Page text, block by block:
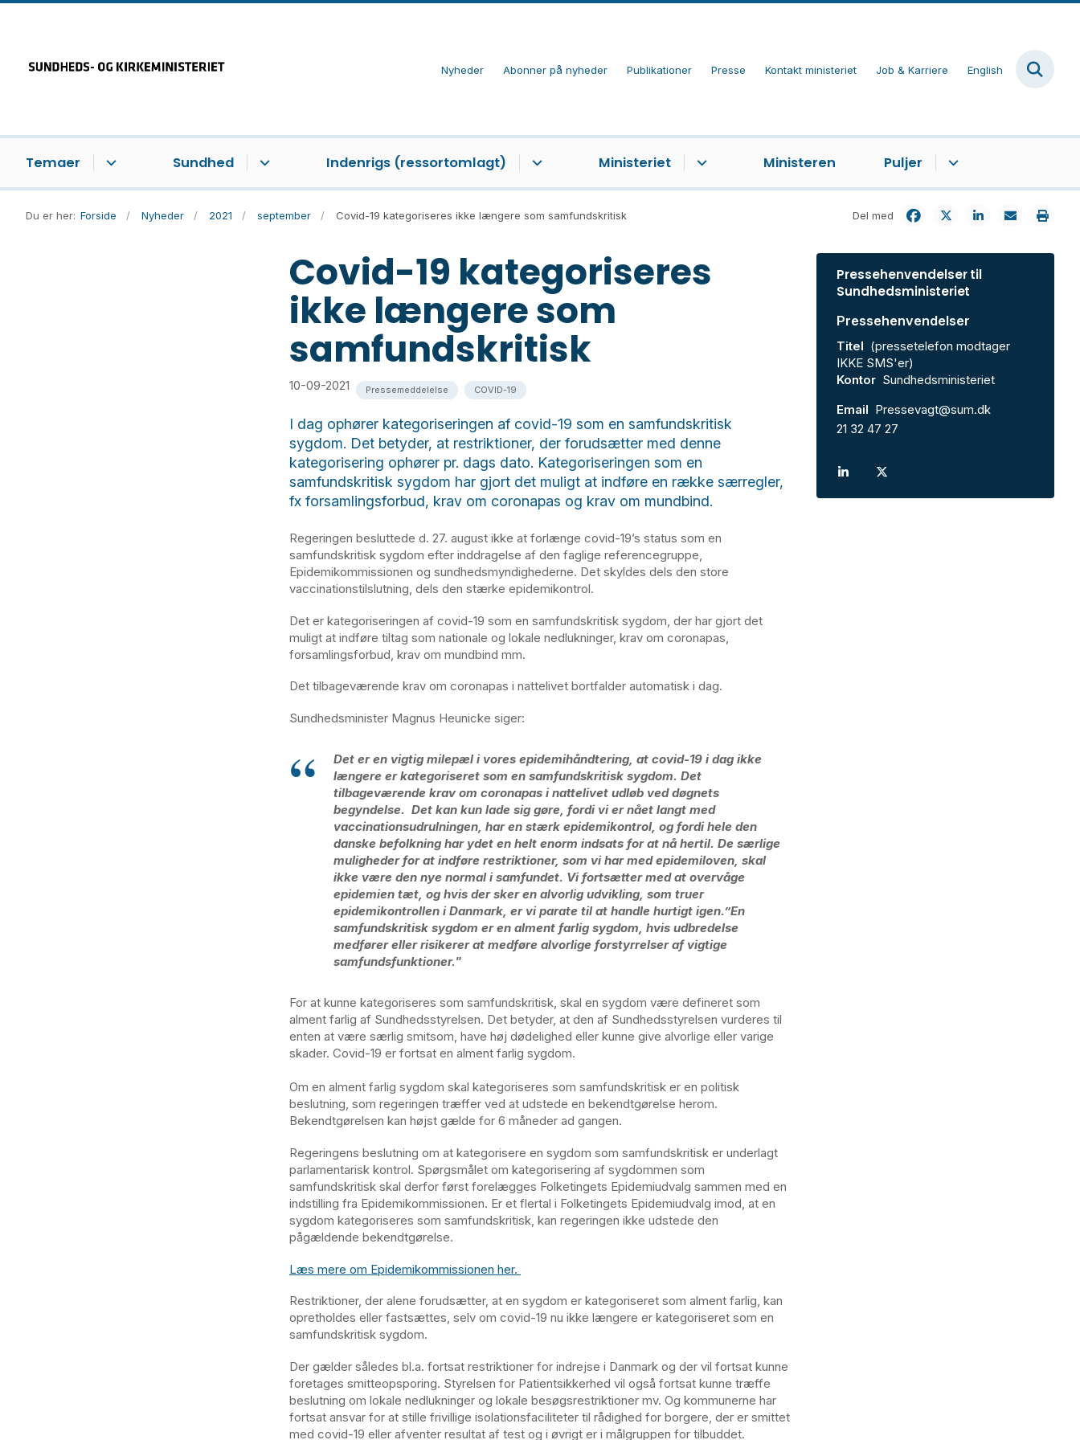
Nyheder Abonner på nyheder Publikationer Presse Kontakt ministeriet Job & Karriere English
Temaer Sundhed Indenrigs (ressortomlagt) Ministeriet Ministeren Puljer
Du er her: Forside Nyheder 2021 september Covid-19 kategoriseres ikke længere som samfundskritisk Del med
Covid-19 kategoriseres
ikke længere som
samfundskritisk
10-09-2021 Pressemeddelelse COVID-19
I dag ophører kategoriseringen af covid-19 som en samfundskritisk
sygdom. Det betyder, at restriktioner, der forudsætter med denne
kategorisering ophører pr. dags dato. Kategoriseringen som en
samfundskritisk sygdom har gjort det muligt at indføre en række særregler,
fx forsamlingsforbud, krav om coronapas og krav om mundbind.
Regeringen besluttede d. 27. august ikke at forlænge covid-19’s status som en
samfundskritisk sygdom efter inddragelse af den faglige referencegruppe,
Epidemikommissionen og sundhedsmyndighederne. Det skyldes dels den store
vaccinationstilslutning, dels den stærke epidemikontrol.
Det er kategoriseringen af covid-19 som en samfundskritisk sygdom, der har gjort det
muligt at indføre tiltag som nationale og lokale nedlukninger, krav om coronapas,
forsamlingsforbud, krav om mundbind mm.
Det tilbageværende krav om coronapas i nattelivet bortfalder automatisk i dag.
Sundhedsminister Magnus Heunicke siger:
Det er en vigtig milepæl i vores epidemihåndtering, at covid-19 i dag ikke
længere er kategoriseret som en samfundskritisk sygdom. Det
tilbageværende krav om coronapas i nattelivet udløb ved døgnets
begyndelse. Det kan kun lade sig gøre, fordi vi er nået langt med
vaccinationsudrulningen, har en stærk epidemikontrol, og fordi hele den
danske befolkning har ydet en helt enorm indsats for at nå hertil. De særlige
muligheder for at indføre restriktioner, som vi har med epidemiloven, skal
ikke være den nye normal i samfundet. Vi fortsætter med at overvåge
epidemien tæt, og hvis der sker en alvorlig udvikling, som truer
epidemikontrollen i Danmark, er vi parate til at handle hurtigt igen.”En
samfundskritisk sygdom er en alment farlig sygdom, hvis udbredelse
medfører eller risikerer at medføre alvorlige forstyrrelser af vigtige
samfundsfunktioner."
For at kunne kategoriseres som samfundskritisk, skal en sygdom være defineret som
alment farlig af Sundhedsstyrelsen. Det betyder, at den af Sundhedsstyrelsen vurderes til
enten at være særlig smitsom, have høj dødelighed eller kunne give alvorlige eller varige
skader. Covid-19 er fortsat en alment farlig sygdom.
Om en alment farlig sygdom skal kategoriseres som samfundskritisk er en politisk
beslutning, som regeringen træffer ved at udstede en bekendtgørelse herom.
Bekendtgørelsen kan højst gælde for 6 måneder ad gangen.
Regeringens beslutning om at kategorisere en sygdom som samfundskritisk er underlagt
parlamentarisk kontrol. Spørgsmålet om kategorisering af sygdommen som
samfundskritisk skal derfor først forelægges Folketingets Epidemiudvalg sammen med en
indstilling fra Epidemikommissionen. Er et flertal i Folketingets Epidemiudvalg imod, at en
sygdom kategoriseres som samfundskritisk, kan regeringen ikke udstede den
pågældende bekendtgørelse.
Læs mere om Epidemikommissionen her.
Restriktioner, der alene forudsætter, at en sygdom er kategoriseret som alment farlig, kan
opretholdes eller fastsættes, selv om covid-19 nu ikke længere er kategoriseret som en
samfundskritisk sygdom.
Der gælder således bl.a. fortsat restriktioner for indrejse i Danmark og der vil fortsat kunne
foretages smitteopsporing. Styrelsen for Patientsikkerhed vil også fortsat kunne træffe
beslutning om lokale nedlukninger og lokale besøgsrestriktioner mv. Og kommunerne har
fortsat ansvar for at stille frivillige isolationsfaciliteter til rådighed for borgere, der er smittet
med covid-19 eller afventer resultat af test og i øvrigt er i målgruppen for tilbuddet.
Pressehenvendelser til
Sundhedsministeriet
Pressehenvendelser
Titel (pressetelefon modtager
IKKE SMS'er)
Kontor Sundhedsministeriet
Email Pressevagt@sum.dk
21 32 47 27